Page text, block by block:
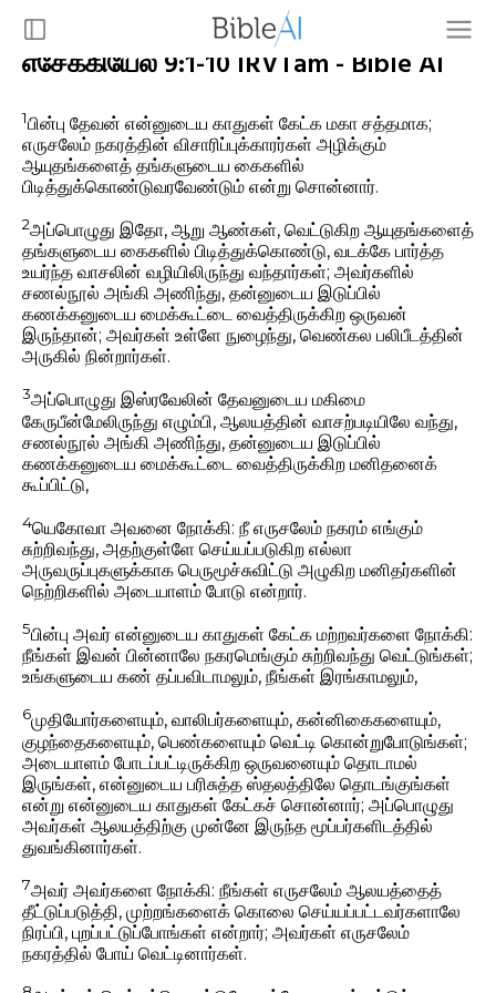
எசேக்கியேல் 9:1-10 IRVTam - Bible AI
1பின்பு தேவன் என்னுடைய காதுகள் கேட்க மகா சத்தமாக;
எருசலேம் நகரத்தின் விசாரிப்புக்காரர்கள் அழிக்கும்
ஆயுதங்களைத் தங்களுடைய கைகளில்
பிடித்துக்கொண்டுவரவேண்டும் என்று சொன்னார்.
2அப்பொழுது இதோ, ஆறு ஆண்கள், வெட்டுகிற ஆயுதங்களைத்
தங்களுடைய கைகளில் பிடித்துக்கொண்டு, வடக்கே பார்த்த
உயர்ந்த வாசலின் வழியிலிருந்து வந்தார்கள்; அவர்களில்
சணல்நூல் அங்கி அணிந்து, தன்னுடைய இடுப்பில்
கணக்கனுடைய மைக்கூட்டை வைத்திருக்கிற ஒருவன்
இருந்தான்; அவர்கள் உள்ளே நுழைந்து, வெண்கல பலிபீடத்தின்
அருகில் நின்றார்கள்.
3அப்பொழுது இஸ்ரவேலின் தேவனுடைய மகிமை
கேருபீன்மேலிருந்து எழும்பி, ஆலயத்தின் வாசற்படியிலே வந்து,
சணல்நூல் அங்கி அணிந்து, தன்னுடைய இடுப்பில்
கணக்கனுடைய மைக்கூட்டை வைத்திருக்கிற மனிதனைக்
கூப்பிட்டு,
4யெகோவா அவனை நோக்கி: நீ எருசலேம் நகரம் எங்கும்
சுற்றிவந்து, அதற்குள்ளே செய்யப்படுகிற எல்லா
அருவருப்புகளுக்காக பெருமூச்சுவிட்டு அழுகிற மனிதர்களின்
நெற்றிகளில் அடையாளம் போடு என்றார்.
5பின்பு அவர் என்னுடைய காதுகள் கேட்க மற்றவர்களை நோக்கி:
நீங்கள் இவன் பின்னாலே நகரமெங்கும் சுற்றிவந்து வெட்டுங்கள்;
உங்களுடைய கண் தப்பவிடாமலும், நீங்கள் இரங்காமலும்,
6முதியோர்களையும், வாலிபர்களையும், கன்னிகைகளையும்,
குழந்தைகளையும், பெண்களையும் வெட்டி கொன்றுபோடுங்கள்;
அடையாளம் போடப்பட்டிருக்கிற ஒருவனையும் தொடாமல்
இருங்கள், என்னுடைய பரிசுத்த ஸ்தலத்திலே தொடங்குங்கள்
என்று என்னுடைய காதுகள் கேட்கச் சொன்னார்; அப்பொழுது
அவர்கள் ஆலயத்திற்கு முன்னே இருந்த மூப்பர்களிடத்தில்
துவங்கினார்கள்.
7அவர் அவர்களை நோக்கி: நீங்கள் எருசலேம் ஆலயத்தைத்
தீட்டுப்படுத்தி, முற்றங்களைக் கொலை செய்யப்பட்டவர்களாலே
நிரப்பி, புறப்பட்டுப்போங்கள் என்றார்; அவர்கள் எருசலேம்
நகரத்தில் போய் வெட்டினார்கள்.